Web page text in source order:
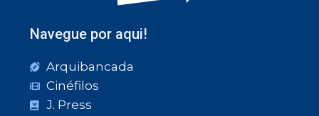
Navegue por aqui!
Arquibancada
Cinéfilos
J. Press